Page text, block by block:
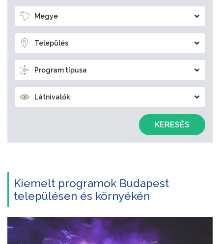
Megye
Település
Program típusa
Látnivalók
KERESÉS
Kiemelt programok Budapest
településen és környékén